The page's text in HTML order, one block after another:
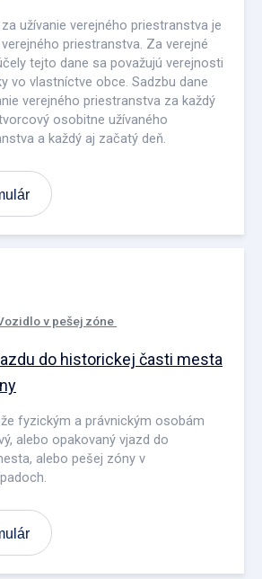
užívanie verejného priestranstva je
priestranstva. Za verejné
tejto dane sa považujú verejnosti
vo vlastníctve obce. Sadzbu dane
verejného priestranstva za každý
osobitne užívaného
a každý aj začatý deň.
v pešej zóne
do historickej časti mesta
fyzickým a právnickým osobám
alebo opakovaný vjazd do
alebo pešej zóny v